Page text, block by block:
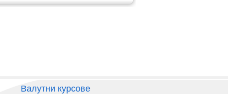
Валутни курсове